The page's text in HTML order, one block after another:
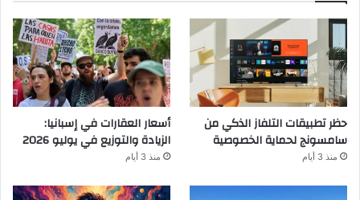
حظر تطبيقات التلفاز الذكي من
سامسونج لحماية الخصوصية
منذ 3 أيام
أسعار العقارات في إسبانيا:
الزيادة والتوزيع في يوليو 2026
منذ 3 أيام